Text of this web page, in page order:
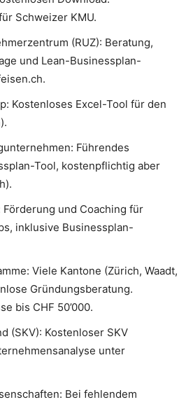
Schweizer KMU.
(RUZ): Beratung,
und Lean-Businessplan-
Kostenloses Excel-Tool für den
Führendes
Tool, kostenpflichtig aber
Förderung und Coaching für
inklusive Businessplan-
Viele Kantone (Zürich, Waadt,
Gründungsberatung.
bis CHF 50’000.
(SKV): Kostenloser SKV
unter
Bei fehlendem